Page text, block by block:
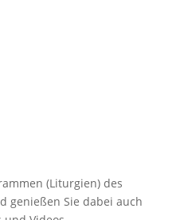
(Liturgien) des
genießen Sie dabei auch